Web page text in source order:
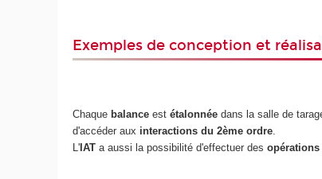
Exemples de conception et
Chaque balance estétalonnéedans la salle de
d'accéder aux interactions du 2ème ordre
L'IAT a aussi la possibilité d'effectuer desopérations